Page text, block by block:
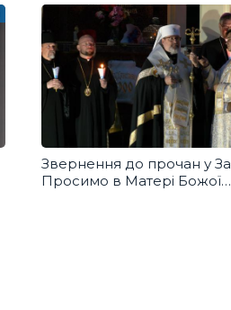
Звернення до прочан у
Просимо в Матері Божої